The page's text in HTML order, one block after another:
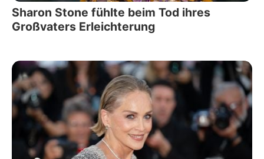
Sharon Stone fühlte beim Tod ihres
Großvaters Erleichterung